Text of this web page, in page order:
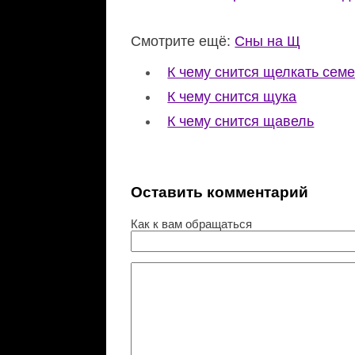
Смотрите ещё: Сны на Щ
К чему снится щелкать
К чему снится щука
К чему снится щавель
Оставить комментарий
Как к вам обращаться